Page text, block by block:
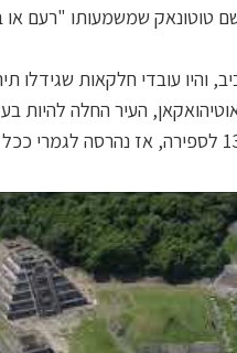
והיו עובדי חלקאות שגידלו
העיר החלה להיות